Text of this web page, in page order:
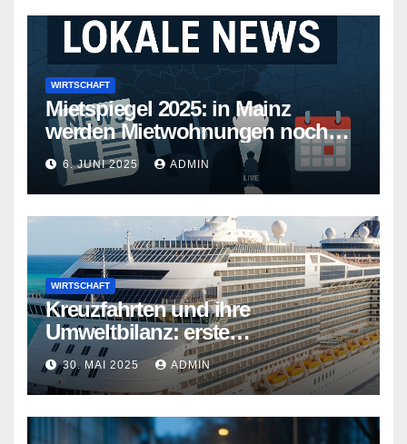
WIRTSCHAFT
Mietspiegel 2025: in Mainz
werden Mietwohnungen noch
teurer
6. JUNI 2025 ADMIN
WIRTSCHAFT
Kreuzfahrten und ihre
Umweltbilanz: erste
Kreuzfahrtschiffe gehen neue
Wege
30. MAI 2025 ADMIN